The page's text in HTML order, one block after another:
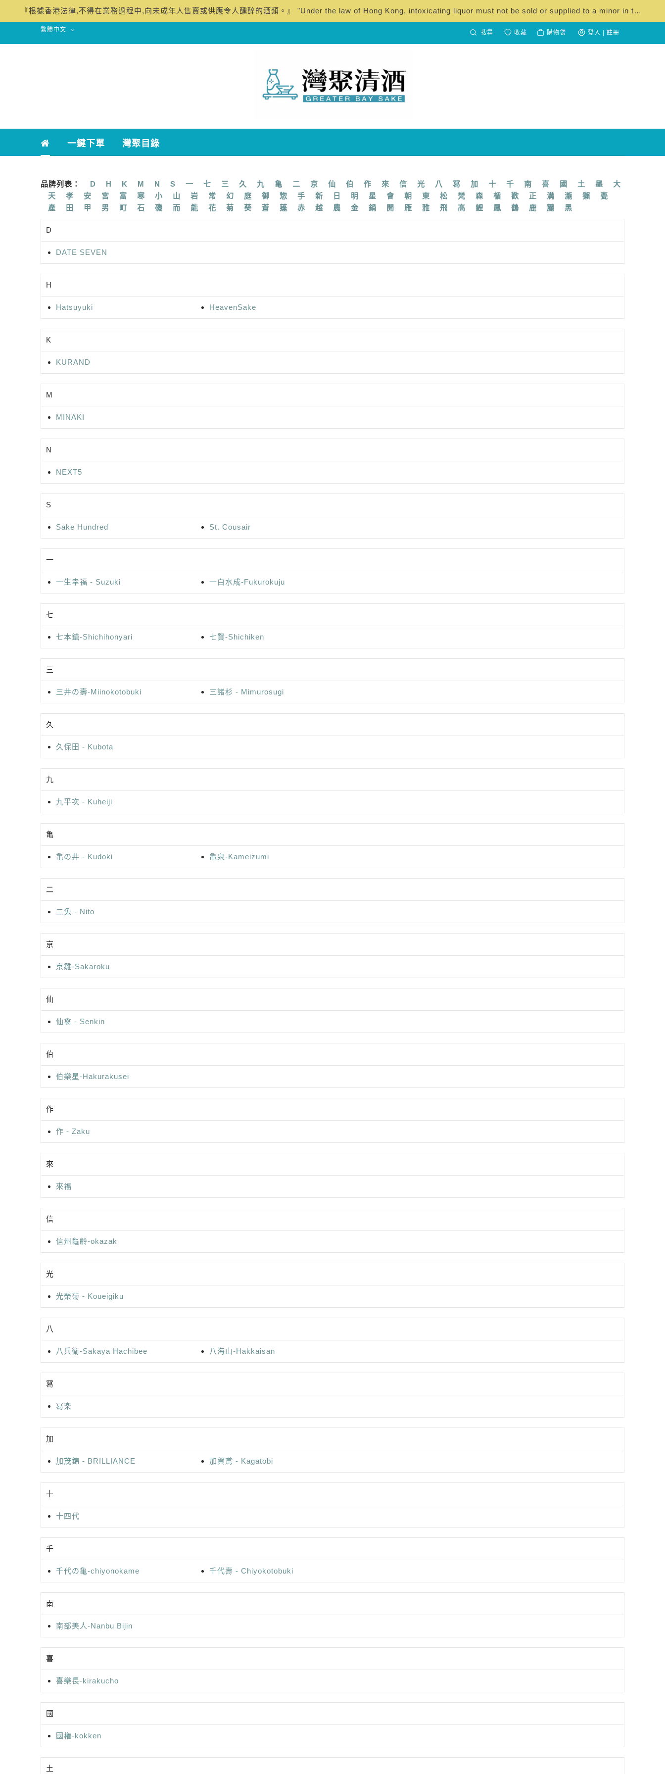
『根據香港法律,不得在業務過程中,向未成年人售賣或供應令人醺醉的酒類。』 "Under the law of Hong Kong, intoxicating liquor must not be sold or supplied to a minor in the course of business."
繁體中文 收藏 購物袋 登入 | 註冊
一鍵下單 灣聚目錄
品牌列表： D H K M N S 一 七 三 久 九 亀 二 京 仙 伯 作 來 信 光 八 冩 加 十 千 南 喜 國 土 墨
大
天
孝 安 宮 富 寒 小 山 岩 常 幻 庭 御 惣 手 新 日 明 星 會 朝 東 松 梵 森 楯 歡 正 満 瀧 獺
甍
產
田 甲 男 町 石 磯 而 能 花 菊 葵 蒼 蓬 赤 越 農 金 鍋 開 雁 雅 飛 髙 鯉 鳳 鶴 鹿 麓 黑
D
DATE SEVEN
H
Hatsuyuki HeavenSake
K
KURAND
M
MINAKI
N
NEXT5
S
Sake Hundred St. Cousair
一
一生幸福 - Suzuki 一白水成-Fukurokuju
七
七本鎗-Shichihonyari 七賢-Shichiken
三
三井の壽-Miinokotobuki 三諸杉 - Mimurosugi
久
久保田 - Kubota
九
九平次 - Kuheiji
亀
亀の井 - Kudoki 亀泉-Kameizumi
二
二兔 - Nito
京
京雛-Sakaroku
仙
仙禽 - Senkin
伯
伯樂星-Hakurakusei
作
作 - Zaku
來
來福
信
信州龜齡-okazak
光
光榮菊 - Koueigiku
八
八兵衛-Sakaya Hachibee 八海山-Hakkaisan
冩
冩楽
加
加茂錦 - BRILLIANCE 加賀鳶 - Kagatobi
十
十四代
千
千代の亀-chiyonokame 千代壽 - Chiyokotobuki
南
南部美人-Nanbu Bijin
喜
喜樂長-kirakucho
國
國権-kokken
土